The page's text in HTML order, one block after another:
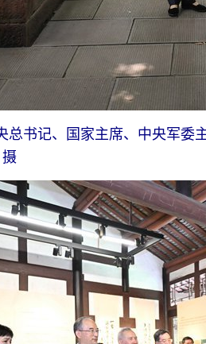
总书记、国家主席、中央军委